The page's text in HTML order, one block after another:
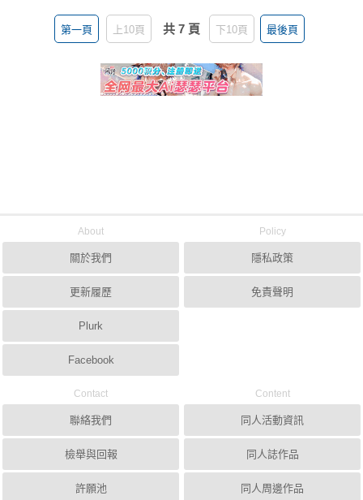
第一頁 上10頁 共 7 頁 下10頁 最後頁
About
關於我們
更新履歷
Plurk
Facebook
Policy
隱私政策
免責聲明
Contact
聯絡我們
檢舉與回報
許願池
Content
同人活動資訊
同人誌作品
同人周邊作品